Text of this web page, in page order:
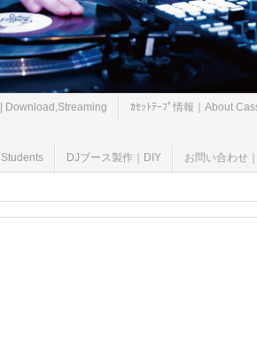
| Download,Streaming ｶｾｯﾄﾃｰﾌﾟ情報｜About
DJブース製作｜DIY お問い合わせ